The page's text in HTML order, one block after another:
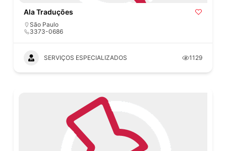
Ala Traduções
São Paulo
3373-0686
SERVIÇOS ESPECIALIZADOS 1129